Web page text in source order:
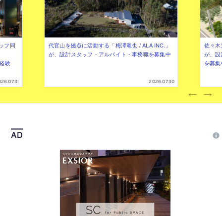
フ同
験
代官山を拠点に活動する「梅澤竜也 / ALA INC.」
が、設計スタッフ・アルバイト・事務職を募集中
2026.07.30
佐々
が、
を募